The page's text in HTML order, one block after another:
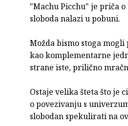
"Machu Picchu" je priča
sloboda nalazi u pobuni.
Možda bismo stoga
kao komplementarne
strane iste, prilično
Ostaje velika šteta što je
o povezivanju s
slobodan spekulirati na